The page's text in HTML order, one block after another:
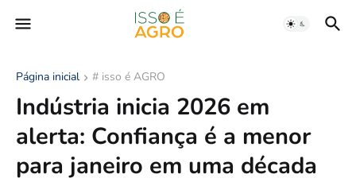
Página inicial # isso é AGRO
Indústria inicia 2026 em
alerta: Confiança é a menor
para janeiro em uma década